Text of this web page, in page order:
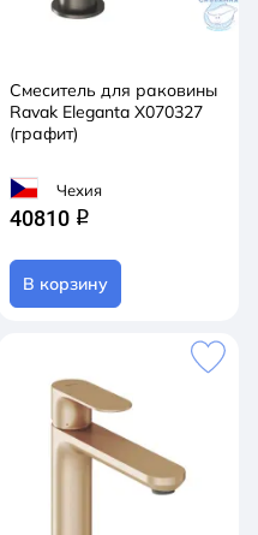
Смеситель для раковины
Ravak Eleganta X070327
(графит)
Чехия
40810 q
В корзину